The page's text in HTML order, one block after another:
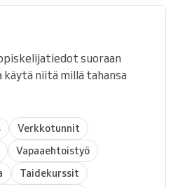
suoraan
käytä niitä millä tahansa
Verkkotunnit
Vapaaehtoistyö
Taidekurssit